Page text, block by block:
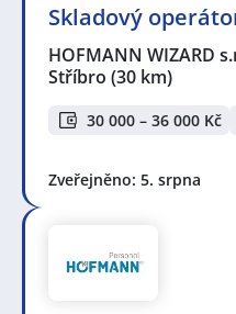
Skladový
HOFMANN WIZARD
Stříbro (30 km)
30 000 – 36 000 Kč
Zveřejněno: 5. srpna